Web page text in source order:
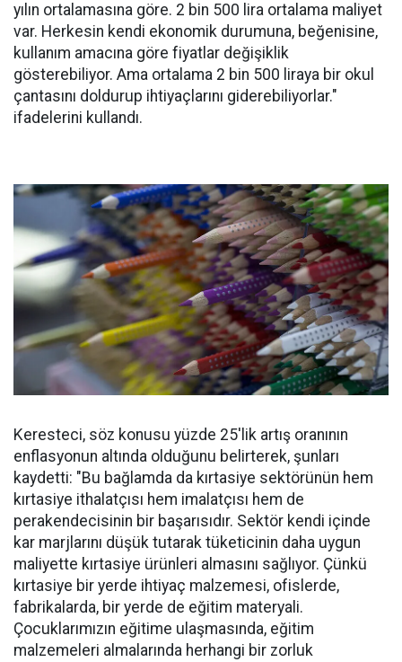
yılın ortalamasına göre. 2 bin 500 lira ortalama maliyet
var. Herkesin kendi ekonomik durumuna, beğenisine,
kullanım amacına göre fiyatlar değişiklik
gösterebiliyor. Ama ortalama 2 bin 500 liraya bir okul
çantasını doldurup ihtiyaçlarını giderebiliyorlar."
ifadelerini kullandı.
Keresteci, söz konusu yüzde 25'lik artış oranının
enflasyonun altında olduğunu belirterek, şunları
kaydetti: "Bu bağlamda da kırtasiye sektörünün hem
kırtasiye ithalatçısı hem imalatçısı hem de
perakendecisinin bir başarısıdır. Sektör kendi içinde
kar marjlarını düşük tutarak tüketicinin daha uygun
maliyette kırtasiye ürünleri almasını sağlıyor. Çünkü
kırtasiye bir yerde ihtiyaç malzemesi, ofislerde,
fabrikalarda, bir yerde de eğitim materyali.
Çocuklarımızın eğitime ulaşmasında, eğitim
malzemeleri almalarında herhangi bir zorluk